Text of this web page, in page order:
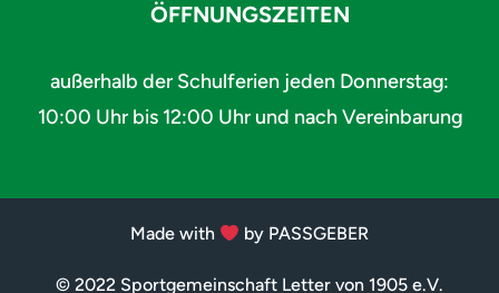
ÖFFNUNGSZEITEN
außerhalb der Schulferien jeden Donnerstag:
10:00 Uhr bis 12:00 Uhr und nach Vereinbarung
Made with by PASSGEBER
© 2022 Sportgemeinschaft Letter von 1905 e.V.